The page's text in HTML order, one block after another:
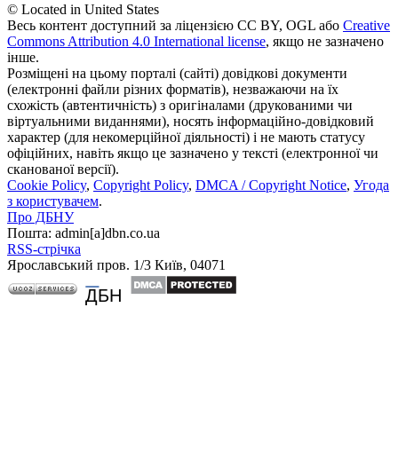
© Located in United States
Весь контент доступний за ліцензією CC BY, OGL або Creative
Commons Attribution 4.0 International license, якщо не зазначено
інше.
Розміщені на цьому порталі (сайті) довідкові документи
(електронні файли різних форматів), незважаючи на їх
схожість (автентичність) з оригіналами (друкованими чи
віртуальними виданнями), носять інформаційно-довідковий
характер (для некомерційної діяльності) і не мають статусу
офіційних, навіть якщо це зазначено у тексті (електронної чи
сканованої версії).
Cookie Policy, Copyright Policy, DMCA / Copyright Notice, Угода
з користувачем.
Про ДБНУ
Пошта: admin[а]dbn.co.ua
RSS-стрічка
Ярославський пров. 1/3 Київ, 04071